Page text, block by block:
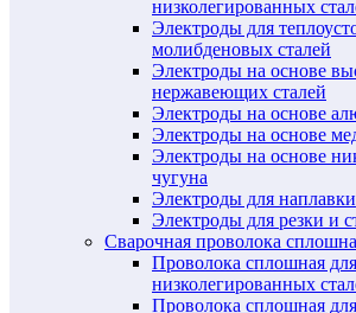
низколегированных
Электроды для
молибденовых сталей
Электроды на основе
нержавеющих сталей
Электроды на основе
Электроды на основе
Электроды на основе
чугуна
Электроды для наплавки
Электроды для резки и
Сварочная проволока
Проволока сплошная
низколегированных
Проволока сплошная